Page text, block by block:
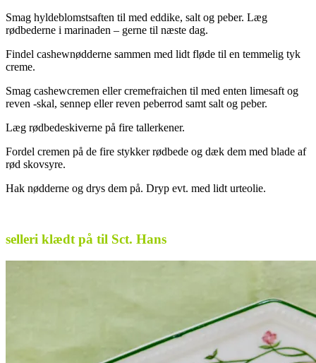
Smag hyldeblomstsaften til med eddike, salt og peber. Læg
rødbederne i marinaden – gerne til næste dag.
Findel cashewnødderne sammen med lidt fløde til en temmelig tyk
creme.
Smag cashewcremen eller cremefraichen til med enten limesaft og
reven -skal, sennep eller reven peberrod samt salt og peber.
Læg rødbedeskiverne på fire tallerkener.
Fordel cremen på de fire stykker rødbede og dæk dem med blade af
rød skovsyre.
Hak nødderne og drys dem på. Dryp evt. med lidt urteolie.
selleri klædt på til Sct. Hans